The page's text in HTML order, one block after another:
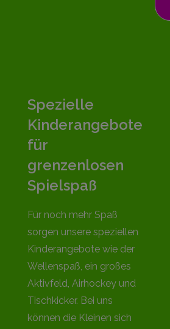
Spezielle
Kinderangebote
für
grenzenlosen
Spielspaß
Für noch mehr Spaß
sorgen unsere speziellen
Kinderangebote wie der
Wellenspaß, ein großes
Aktivfeld, Airhockey und
Tischkicker. Bei uns
können die Kleinen sich